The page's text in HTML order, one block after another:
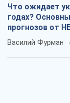
Что ожидает
годах?
прогнозов от
Василий Фурман